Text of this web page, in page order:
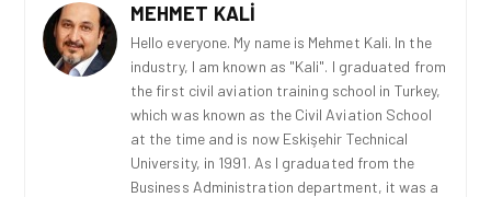
MEHMET KALI
Hello everyone. My name is Mehmet Kali. In the
industry, I am known as "Kali". I graduated from
the first civil aviation training school in Turkey,
which was known as the Civil Aviation School
at the time and is now Eskişehir Technical
University, in 1991. As I graduated from the
Business Administration department, it was a